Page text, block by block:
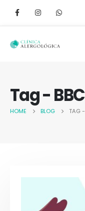
Tag - BBC
HOME BLOG TAG -